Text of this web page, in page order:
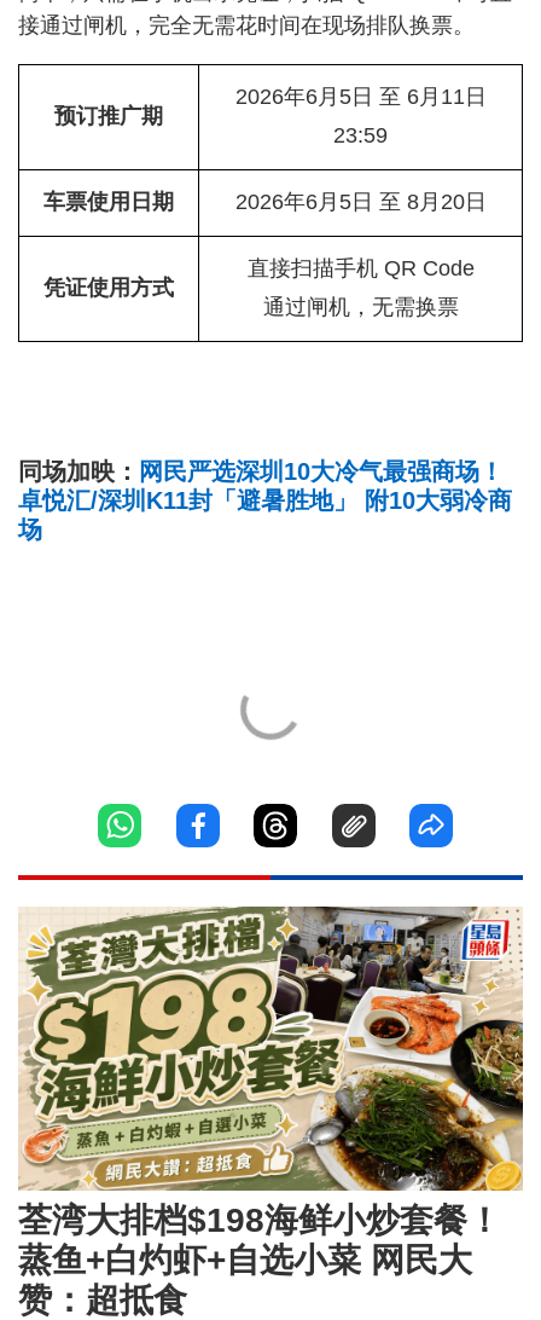
接通过闸机，完全无需花时间在现场排队换票。
预订推广期
2026年6月5日 至 6月11日
23:59
车票使用日期 2026年6月5日 至 8月20日
凭证使用方式
直接扫描手机 QR Code
通过闸机，无需换票
同场加映： 网民严选深圳10大冷气最强商场！
卓悦汇/深圳K11封「避暑胜地」 附10大弱冷商
场
荃湾大排档$198海鲜小炒套餐！
蒸鱼+白灼虾+自选小菜 网民大
赞：超抵食